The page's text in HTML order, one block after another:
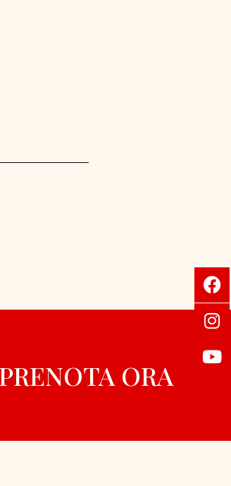
PRENOTA ORA